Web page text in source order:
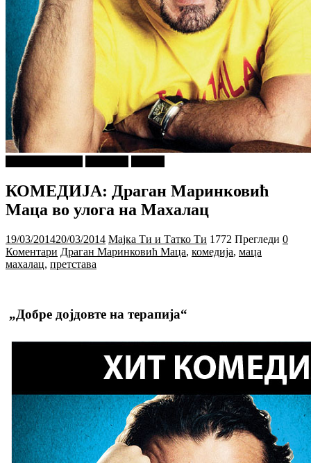
КОМЕДИЈА: Драган Маринковић
Маца во улога на Махалац
19/03/201420/03/2014 Мајка Ти и Татко Ти 1772 Прегледи 0
Коментари Драган Маринковић Маца, комедија, маца
махалац, претстава
„Добре дојдовте на терапија“